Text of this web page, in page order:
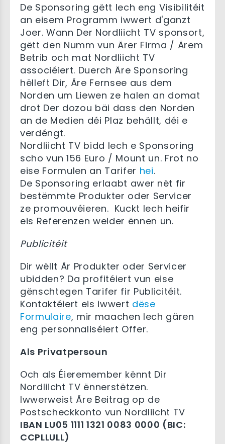
De Sponsoring gëtt Iech eng Visibilitéit
an eisem Programm iwwert d'ganzt
Joer. Wann Der Nordliicht TV sponsort,
gëtt den Numm vun Ärer Firma / Ärem
Betrib och mat Nordliicht TV
associéiert. Duerch Äre Sponsoring
hëlleft Dir, Äre Fernsee aus dem
Norden um Liewen ze halen an domat
drot Der dozou bäi dass den Norden
an de Medien déi Plaz behällt, déi e
verdéngt.
Nordliicht TV bidd Iech e Sponsoring
scho vun 156 Euro / Mount un. Frot no
eise Formulen an Tarifer hei.
De Sponsoring erlaabt awer nët fir
bestëmmte Produkter oder Servicer
ze promouvéieren. Kuckt Iech heifir
eis Referenzen weider ënnen un.
Publicitéit
Dir wëllt Är Produkter oder Servicer
ubidden? Da profitéiert vun eise
gënschtegen Tarifer fir Publicitéit.
Kontaktéiert eis iwwert dëse
Formulaire, mir maachen Iech gären
eng personnaliséiert Offer.
Als Privatpersoun
Och als Éieremember kënnt Dir
Nordliicht TV ënnerstëtzen.
Iwwerweist Äre Beitrag op de
Postscheckkonto vun Nordliicht TV
IBAN LU05 1111 1321 0083 0000 (BIC:
CCPLLULL)